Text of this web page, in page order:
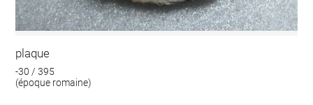
plaque
-30 / 395
(époque romaine)